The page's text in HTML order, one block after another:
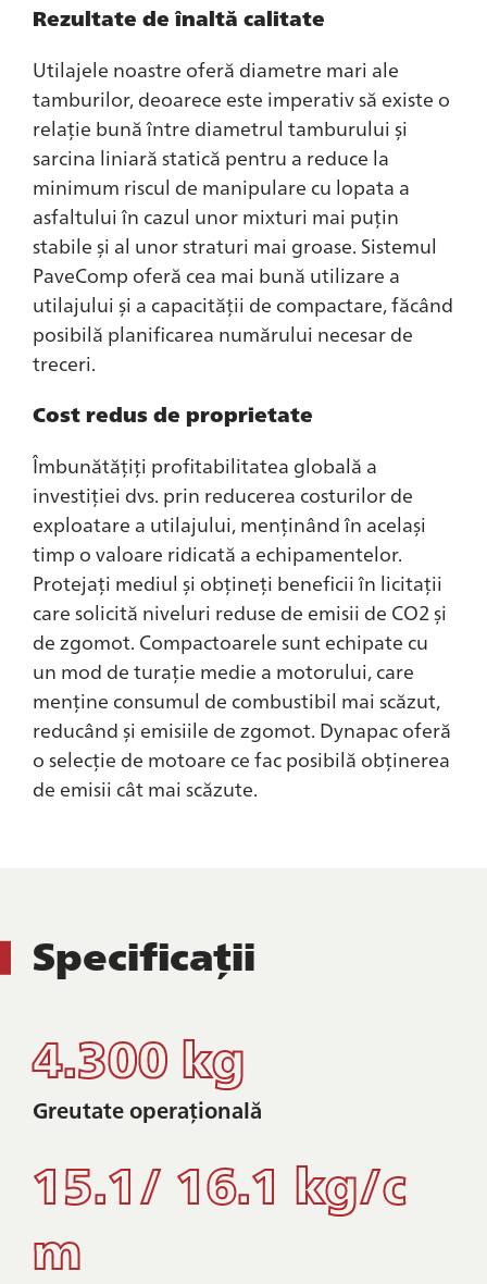
Rezultate de înaltă calitate
Utilajele noastre oferă diametre mari ale
tamburilor, deoarece este imperativ să existe o
relație bună între diametrul tamburului și
sarcina liniară statică pentru a reduce la
minimum riscul de manipulare cu lopata a
asfaltului în cazul unor mixturi mai puțin
stabile și al unor straturi mai groase. Sistemul
PaveComp oferă cea mai bună utilizare a
utilajului și a capacității de compactare, făcând
posibilă planificarea numărului necesar de
treceri.
Cost redus de proprietate
Îmbunătățiți profitabilitatea globală a
investiției dvs. prin reducerea costurilor de
exploatare a utilajului, menținând în același
timp o valoare ridicată a echipamentelor.
Protejați mediul și obțineți beneficii în licitații
care solicită niveluri reduse de emisii de CO2 și
de zgomot. Compactoarele sunt echipate cu
un mod de turație medie a motorului, care
menține consumul de combustibil mai scăzut,
reducând și emisiile de zgomot. Dynapac oferă
o selecție de motoare ce fac posibilă obținerea
de emisii cât mai scăzute.
Specificații
4.300 kg
Greutate operațională
15.1/ 16.1 kg/c
m